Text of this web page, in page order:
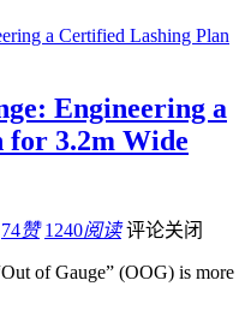
Engineering a
for 3.2m Wide
74赞 1240阅读 评论关闭
of Gauge” (OOG) is more